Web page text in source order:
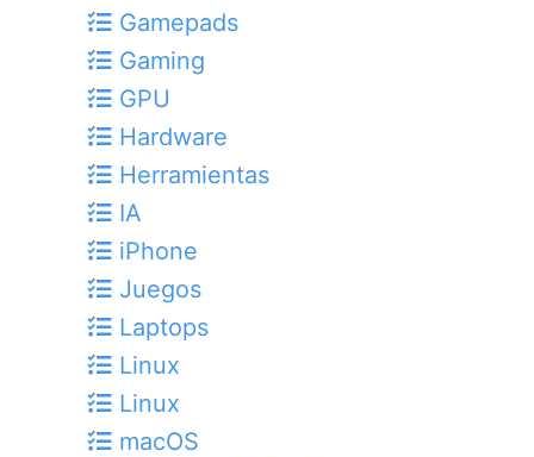
Gamepads
Gaming
GPU
Hardware
Herramientas
IA
iPhone
Juegos
Laptops
Linux
Linux
macOS